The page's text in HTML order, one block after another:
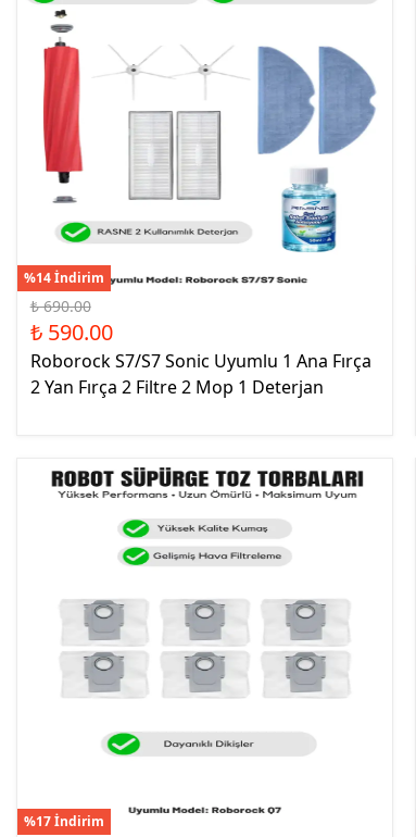
%14 İndirim
₺ 690.00
₺ 590.00
Roborock S7/S7 Sonic Uyumlu 1 Ana Fırça
2 Yan Fırça 2 Filtre 2 Mop 1 Deterjan
%17 İndirim